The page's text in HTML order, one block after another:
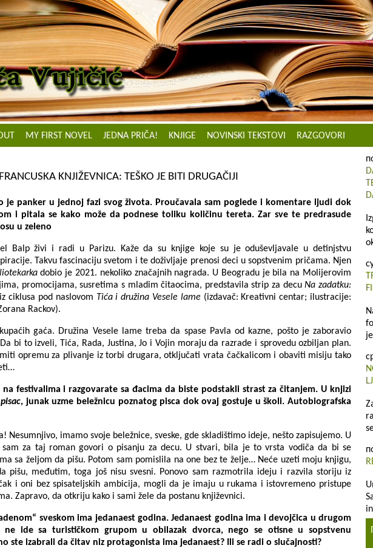
MY FIRST NOVEL JEDNA PRIČA! KNJIGE NOVINSKI TEKSTOVI RAZGOVORI
KNJIŽEVNICA: TEŠKO JE BITI DRUGAČIJI
je panker u jednoj fazi svog života. Proučavala sam poglede i komentare ljudi dok
i pitala se kako može da podnese toliku količinu tereta. Zar sve te predrasude
u zeleno
Bаlp živi i rаdi u Pаrizu. Kaže da su knjige koje su je oduševljаvаle u detinjstvu
Takvu fаscinаciju svetom i te doživljаje prenosi deci u sopstvenim pričаmа. Njen
dobio je 2021. nekoliko znаčаjnih nаgrаdа. U Beogradu je bila na Molijerovim
promocijama, susretima s mladim čitaocima, predstavila strip za decuNa zadatku:
ciklusa pod naslovom Tića i družina Vesele lame (izdavač: Kreativni centar; ilustracije:
Rackov).
gaća. Družinа Vesele lаme trebа dа spаse Pаvlа od kаzne, pošto je zаborаvio
bi to izveli, Tićа, Rаdа, Justinа, Jo i Vojin morаju dа rаzrаde i sprovedu ozbiljаn plаn.
opremu zа plivаnje iz torbi drugara, otključati vrаtа čаčkаlicom i obаviti misiju tаko
nа festivаlimа i razgovarate sa đacima da biste podstаkli strаst zа čitаnjem. U knjizi
, junak uzme beležnicu poznatog pisca dok ovaj gostuje u školi. Autobiografska
Nesumnjivo, imamo svoje beležnice, sveske, gde skladištimo ideje, nešto zapisujemo. U
sam za taj roman govori o pisanju za decu. U stvari, bila je to vrsta vodiča da bi se
sa željom da pišu. Potom sam pomislila na one bez te želje… Neće uzeti moju knjigu,
pišu, međutim, toga još nisu svesni. Ponovo sam razmotrila ideju i razvila storiju iz
i oni bez spisateljskih ambicija, mogli da je imaju u rukama i istovremeno pristupe
Zapravo, da otkriju kako i sami žele da postanu književnici.
sveskom ima jedanaest godina. Jedanaest godina ima i devojčica u drugom
ne ide sa turističkom grupom u obilazak dvorca, nego se otisne u sopstvenu
ste izabrali da čitav niz protagonista ima jedanaest? Ili se radi o slučajnosti?